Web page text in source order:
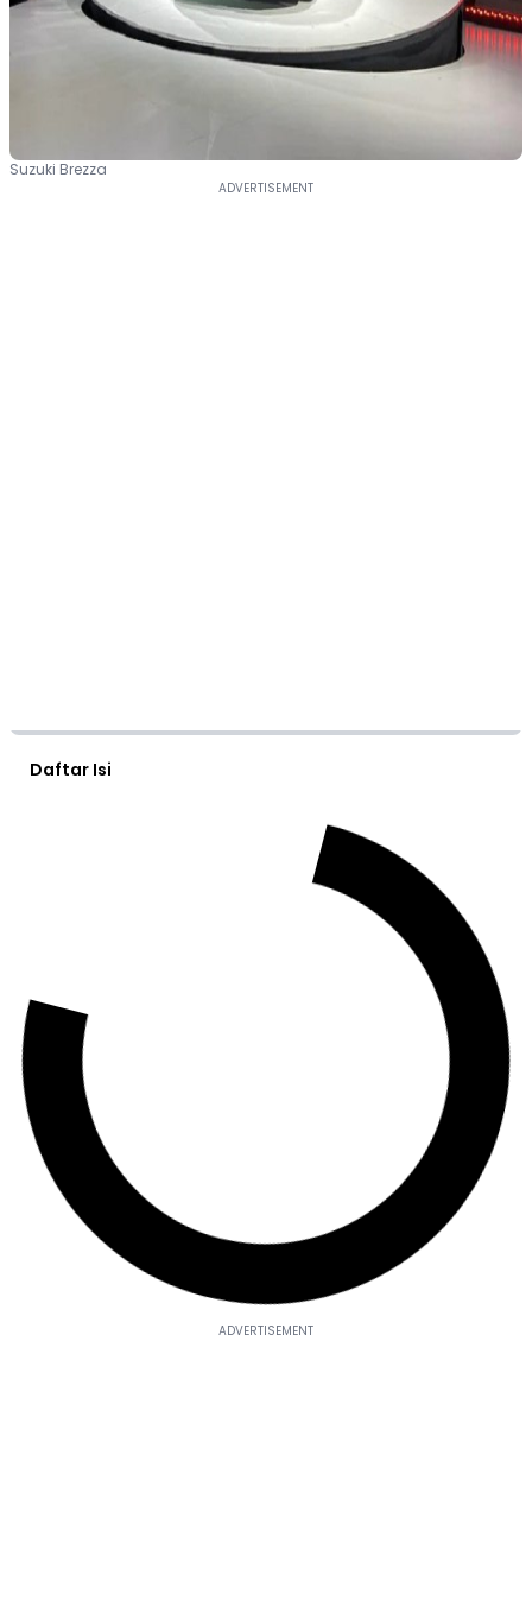
Suzuki Brezza
Daftar Isi